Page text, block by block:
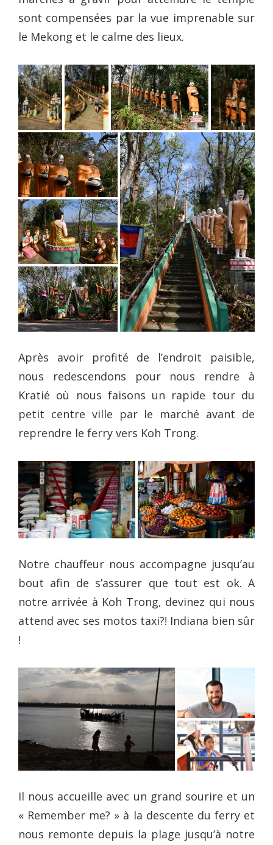
sont compensées par la vue imprenable sur
le Mekong et le calme des lieux.
Après avoir profité de l’endroit paisible,
nous redescendons pour nous rendre à
Kratié où nous faisons un rapide tour du
petit centre ville par le marché avant de
reprendre le ferry vers Koh Trong.
Notre chauffeur nous accompagne jusqu’au
bout afin de s’assurer que tout est ok. A
notre arrivée à Koh Trong, devinez qui nous
attend avec ses motos taxi?! Indiana bien sûr
!
Il nous accueille avec un grand sourire et un
« Remember me? » à la descente du ferry et
nous remonte depuis la plage jusqu’à notre